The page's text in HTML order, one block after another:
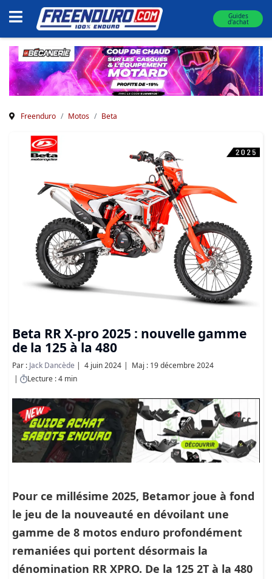
Guides
d'achat
Freenduro Motos Beta
Beta RR X-pro 2025 : nouvelle gamme
de la 125 à la 480
Par : Jack Dancède 4 juin 2024
Maj : 19 décembre 2024
Lecture : 4 min
Pour ce millésime 2025, Betamor joue à fond
le jeu de la nouveauté en dévoilant une
gamme de 8 motos enduro profondément
remaniées qui portent désormais la
dénomination RR XPRO. De la 125 2T à la 480